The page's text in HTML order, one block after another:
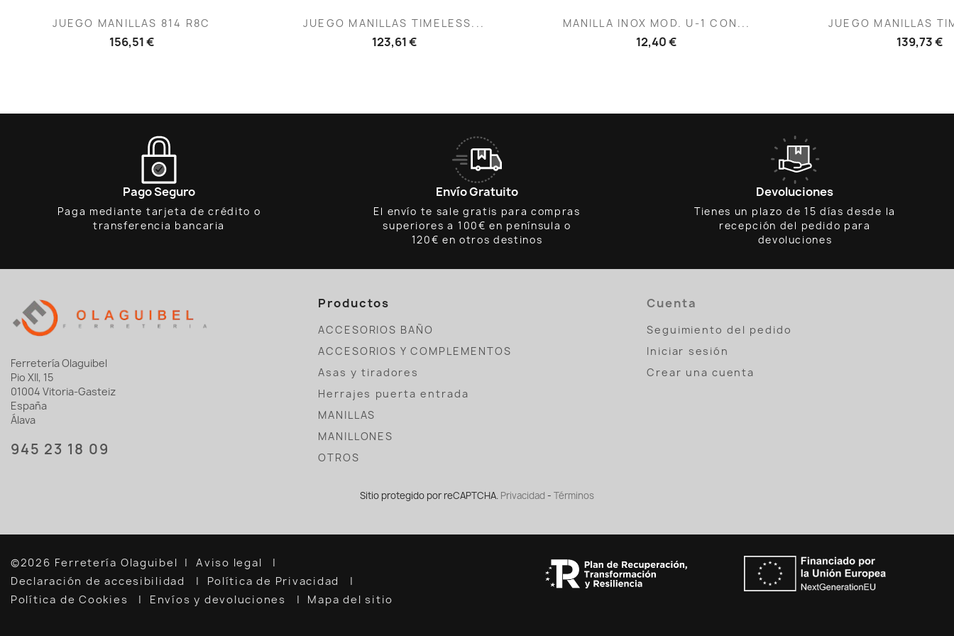
Vista rápida
JUEGO MANILLAS 814 R8C
156,51 €
 Vista rápida
JUEGO MANILLAS TIMELESS...
123,61 €
 Vista rápida
MANILLA INOX MOD. U-1 CON...
12,40 €
 Vista
JUEGO MANILLAS
139,73 €
Pago Seguro
Paga mediante tarjeta de crédito o
transferencia bancaria
Envío Gratuito
El envío te sale gratis para compras
superiores a 100€ en península o
120€ en otros destinos
Devoluciones
Tienes un plazo de 15 días desde la
recepción del pedido para
devoluciones
Ferretería Olaguibel
Pio XII, 15
01004 Vitoria-Gasteiz
España
Álava
945 23 18 09
Productos
ACCESORIOS BAÑO
ACCESORIOS Y COMPLEMENTOS
Asas y tiradores
Herrajes puerta entrada
MANILLAS
MANILLONES
OTROS
Cuenta
Seguimiento del pedido
Iniciar sesión
Crear una cuenta
Sitio protegido por reCAPTCHA. Privacidad - Términos
©2026 Ferretería Olaguibel
Aviso legal
Declaración de accesibilidad
Política de Privacidad
Política de Cookies
Envíos y devoluciones Mapa del sitio